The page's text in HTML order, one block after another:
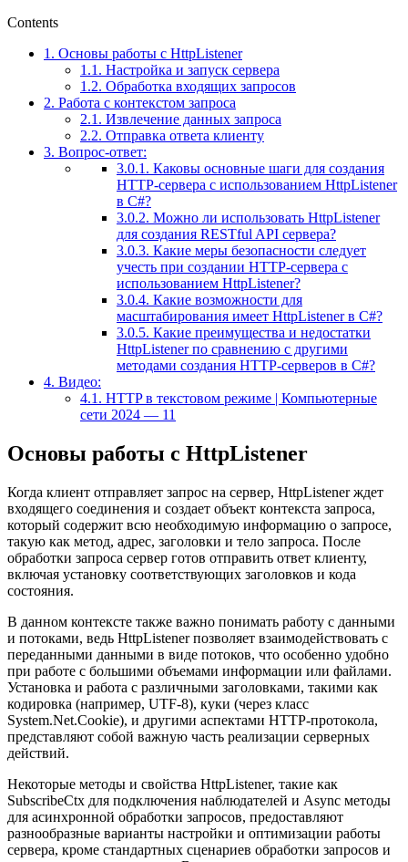
Contents
1. Основы работы с HttpListener
1.1. Настройка и запуск сервера
1.2. Обработка входящих запросов
2. Работа с контекстом запроса
2.1. Извлечение данных запроса
2.2. Отправка ответа клиенту
3. Вопрос-ответ:
3.0.1. Каковы основные шаги для создания
HTTP-сервера с использованием HttpListener
в C#?
3.0.2. Можно ли использовать HttpListener
для создания RESTful API сервера?
3.0.3. Какие меры безопасности следует
учесть при создании HTTP-сервера с
использованием HttpListener?
3.0.4. Какие возможности для
масштабирования имеет HttpListener в C#?
3.0.5. Какие преимущества и недостатки
HttpListener по сравнению с другими
методами создания HTTP-серверов в C#?
4. Видео:
4.1. HTTP в текстовом режиме | Компьютерные
сети 2024 — 11
Основы работы с HttpListener
Когда клиент отправляет запрос на сервер, HttpListener ждет
входящего соединения и создает объект контекста запроса,
который содержит всю необходимую информацию о запросе,
такую как метод, адрес, заголовки и тело запроса. После
обработки запроса сервер готов отправить ответ клиенту,
включая установку соответствующих заголовков и кода
состояния.
В данном контексте также важно понимать работу с данными
и потоками, ведь HttpListener позволяет взаимодействовать с
переданными данными в виде потоков, что особенно удобно
при работе с большими объемами информации или файлами.
Установка и работа с различными заголовками, такими как
кодировка (например, UTF-8), куки (через класс
System.Net.Cookie), и другими аспектами HTTP-протокола,
представляют собой важную часть реализации серверных
действий.
Некоторые методы и свойства HttpListener, такие как
SubscribeCtx для подключения наблюдателей и Async методы
для асинхронной обработки запросов, предоставляют
разнообразные варианты настройки и оптимизации работы
сервера, кроме стандартных сценариев обработки запросов и